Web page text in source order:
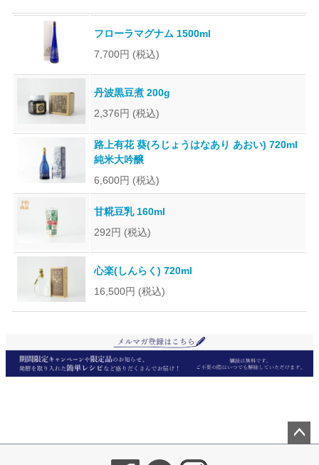
フローラマグナム 1500ml
7,700円 (税込)
丹波黒豆煮 200g
2,376円 (税込)
路上有花 葵(ろじょうはなあり あおい) 720ml
純米大吟醸
6,600円 (税込)
甘糀豆乳 160ml
292円 (税込)
心楽(しんらく) 720ml
16,500円 (税込)